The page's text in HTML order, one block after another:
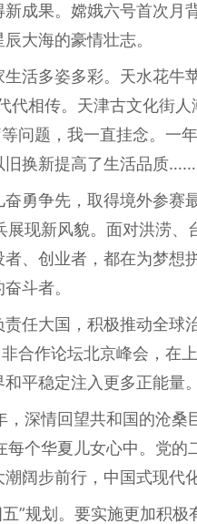
成果。嫦娥六号首次
大海的豪情壮志。
活多姿多彩。天水花牛
代相传。天津古文化街
问题，我一直挂念。
换新提高了生活品质……
勇争先，取得境外参
现新风貌。面对洪涝
、创业者，都在为梦
斗者。
任大国，积极推动全
合作论坛北京峰会，在
平稳定注入更多正能量。
深情回望共和国的沧
每个华夏儿女心中。党
阔步前行，中国式现代
”规划。要实施更加积